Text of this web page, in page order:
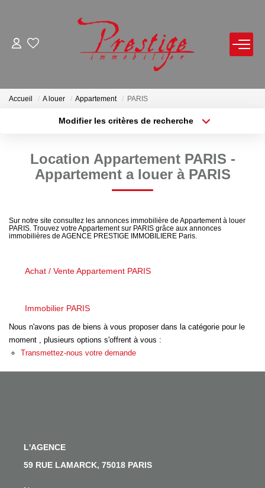
ACHETER
LOUER
Avis De Valeur Sur Rendez-Vous
Estimation En Ligne
NOTRE AGENCE
Nos Actualités
CONTACT
Accueil A louer Appartement PARIS
Modifier les critères de recherche
Surface min Budget max
Location Appartement PARIS -
Appartement a louer à PARIS
Sur notre site consultez les annonces immobilière de Appartement à louer
PARIS. Trouvez votre Appartement sur PARIS grâce aux annonces
immobilières de AGENCE PRESTIGE IMMOBILIERE Paris.
Achat / Vente Appartement PARIS
Immobilier PARIS
Nous n'avons pas de biens à vous proposer dans la catégorie pour le
moment , plusieurs options s'offrent à vous :
Transmettez-nous votre demande
L'AGENCE
59 RUE LAMARCK, 75018 PARIS